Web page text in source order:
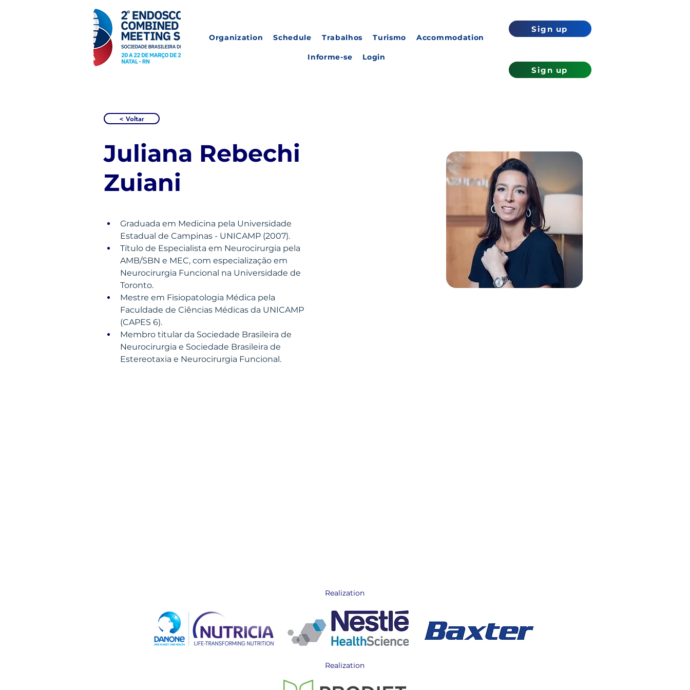
Organization Schedule Trabalhos Turismo Accommodation
Informe-se Login
Sign up
Sign up
< Voltar
Juliana Rebechi
Zuiani
Graduada em Medicina pela Universidade
Estadual de Campinas - UNICAMP (2007).
Título de Especialista em Neurocirurgia pela
AMB/SBN e MEC, com especialização em
Neurocirurgia Funcional na Universidade de
Toronto.
Mestre em Fisiopatologia Médica pela
Faculdade de Ciências Médicas da UNICAMP
(CAPES 6).
Membro titular da Sociedade Brasileira de
Neurocirurgia e Sociedade Brasileira de
Estereotaxia e Neurocirurgia Funcional.
Realization
Realization